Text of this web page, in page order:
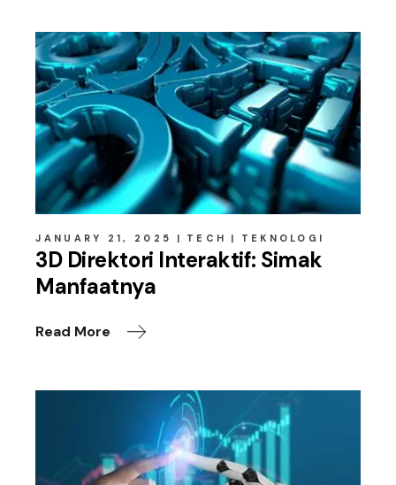
JANUARY 21, 2025 TECH TEKNOLOGI
3D Direktori Interaktif: Simak
Manfaatnya
Read More